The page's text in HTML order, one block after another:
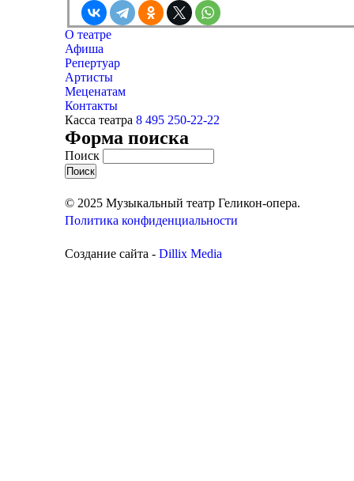
О театре
Афиша
Репертуар
Артисты
Меценатам
Контакты
Касса театра 8 495 250-22-22
Форма поиска
Поиск
© 2025 Музыкальный театр Геликон-опера.
Политика конфиденциальности
Создание сайта - Dillix Media